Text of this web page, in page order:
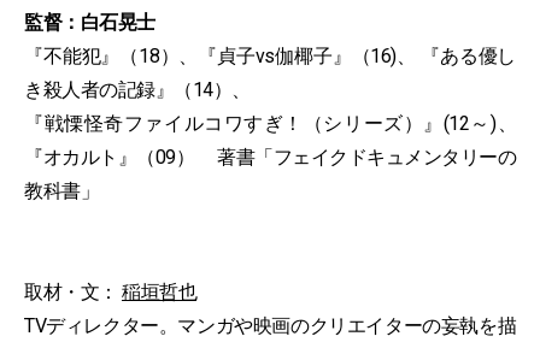
監督：白石晃士
『不能犯』（18）、『貞子vs伽椰子』（16)、 『ある優し
き殺人者の記録』（14）、
『戦慄怪奇ファイルコワすぎ！（シリーズ）』(12～)、
『オカルト』（09） 著書「フェイクドキュメンタリーの
教科書」
取材・文： 稲垣哲也
TVディレクター。マンガや映画のクリエイターの妄執を描